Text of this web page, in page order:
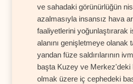
ve sahadaki görünürlüğün
azalmasıyla insansız hava
faaliyetlerini yoğunlaştırarak
alanını genişletmeye olanak
yandan füze saldırılarının
başta Kuzey ve Merkez'deki
olmak üzere iç cephedeki